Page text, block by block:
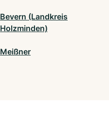
Bevern (Landkreis
Holzminden)
Meißner